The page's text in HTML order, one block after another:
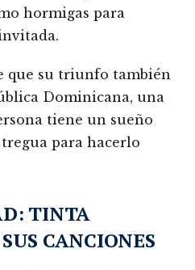
hormigas para
que su triunfo también
Dominicana, una
tiene un sueño
para hacerlo
TINTA
CANCIONES